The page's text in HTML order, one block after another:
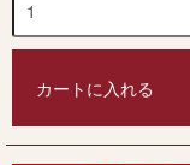
カートに入れる